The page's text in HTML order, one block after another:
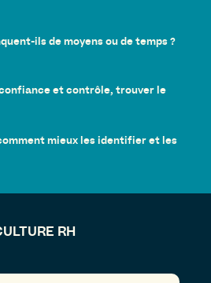
ils de moyens ou de temps ?
confiance et contrôle, trouver le
mieux les identifier et les
RH